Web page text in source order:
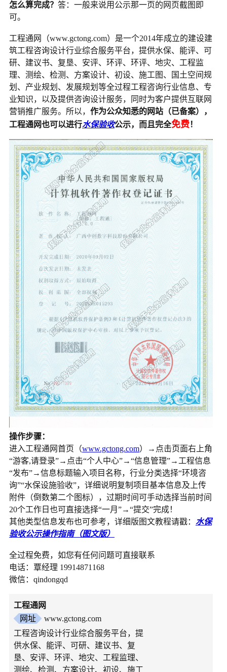
怎么算完成？ 答：一般来说用公示那一页的网页截图即
可。
工程通网（www.gctong.com）是一个2014年成立的建设建
筑工程咨询设计行业综合服务平台，提供水保、能评、可
研、建议书、复垦、安评、环评、环评、地灾、工程监
理、测绘、检测、方案设计、初设、施工图、国土空间规
划、产业规划、发展规划等全过程工程咨询行业信息、专
业知识，以及提供咨询设计服务，同时为客户提供互联网
营销推广服务。所以， 作为公众知悉的网站（已备案），
工程通网也可以进行水保验收公示，而且完全免费！
操作步骤：
进入工程通网首页（www.gctong.com）→点击页面右上角
“游客,请登录”→点击“个人中心”→“信息管理”→工程信息
“发布”→信息标题输入项目名称，行业分类选择“环境咨
询”“水保设施验收”，详细说明复制项目基本信息及上传
附件（倒数第二个图标），过期时间可手动选择当前时间
20个工作日也可直接选择“一月”→“提交”完成！
其他类型信息发布也可参考，详细版图文教程请戳： 水保
验收公示操作指南（图文版）
全过程免费，如您有任何问题可直接联系
电话：覃经理 19914871168
微信：qindongqd
工程通网
网址
www.gctong.com
工程咨询设计行业综合服务平台，提
供水保、能评、可研、建议书、复
垦、安评、环评、地灾、工程监理、
测绘、检测、方案设计、初设、施工